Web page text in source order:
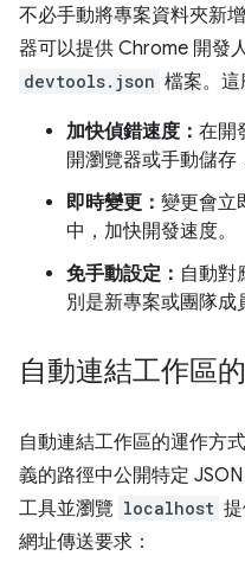
不必手動將專案資料夾新
器可以提供 Chrome 開發
devtools.json 檔案。這
加快偵錯速度： 在開
開瀏覽器或手動儲存
即時變更： 變更會立
中，加快開發速度。
免手動設定： 自動對
別是新專案或團隊成
自動連結工作區
自動連結工作區的運作方
義的路徑中公開特定
工具並瀏覽 localhost
網址傳送要求：